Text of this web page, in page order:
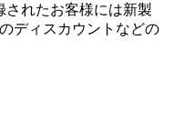
されたお客様には新製
ディスカウントなどの